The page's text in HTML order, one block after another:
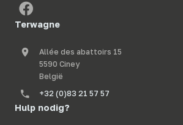
Terwagne
Allée des abattoirs 15
5590 Ciney
België
+32 (0)83 21 57 57
Hulp nodig?